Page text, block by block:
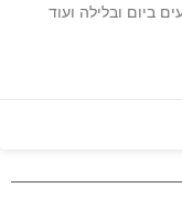
ביום ובלילה ועוד